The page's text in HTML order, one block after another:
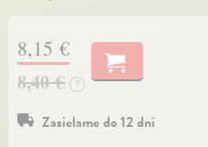
8,15 €
8,40 €
?
Zasielame do 12 dní